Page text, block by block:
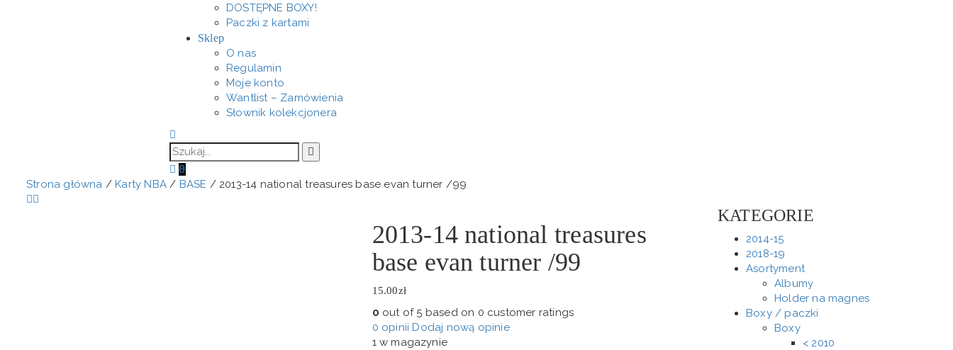
DOSTĘPNE BOXY!
Paczki z kartami
Sklep
O nas
Regulamin
Moje konto
Wantlist – Zamówienia
Słownik kolekcjonera
0
Strona główna / Karty NBA / BASE / 2013-14 national treasures base evan turner /99
2013-14 national treasures
base evan turner /99
15.00zł
0 out of 5 based on 0 customer ratings
0 opinii Dodaj nową opinie
1 w magazynie
KATEGORIE
2014-15
2018-19
Asortyment
Albumy
Holder na magnes
Boxy / paczki
Boxy
< 2010